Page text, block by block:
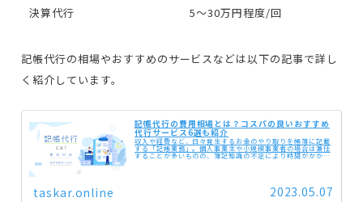
決算代行 5～30万円程度/回
記帳代行の相場やおすすめのサービスなどは以下の記事で詳し
く紹介しています。
記帳代行の費用相場とは？コスパの良いおすすめ
代行サービス6選も紹介
収入や経費など、日々発生するお金のやり取りを帳簿に記載
する「記帳業務」。個人事業主や小規模事業者の場合は兼任
することが多いものの、簿記知識の不足により時間がかかっ
taskar.online 2023.05.07